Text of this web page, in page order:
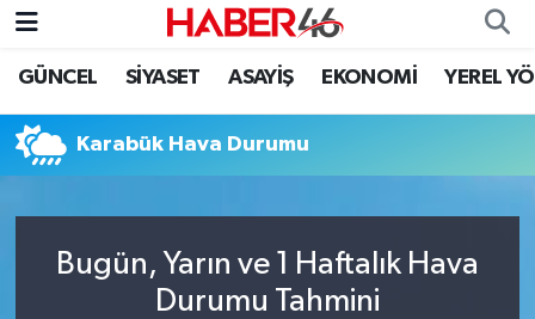
GÜNCEL SİYASET ASAYİŞ EKONOMİ YEREL
Karabük Hava Durumu
Bugün, Yarın ve 1 Haftalık Hava
Durumu Tahmini
GÜNCEL
SİYASET
EKONOMİ
SPOR
Nöbetçi Eczaneler
Hava Durumu
Kahramanmaraş Namaz Vakitleri
Trafik Durumu